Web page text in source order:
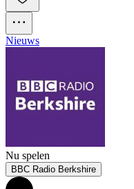
Nieuws
Nu spelen
BBC Radio Berkshire